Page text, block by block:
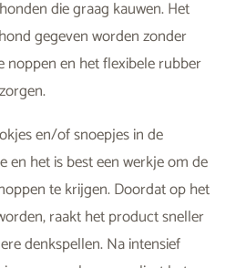
die graag kauwen. Het
gegeven worden zonder
noppen en het flexibele rubber
en/of snoepjes in de
en het is best een werkje om de
te krijgen. Doordat op het
raakt het product sneller
denkspellen. Na intensief